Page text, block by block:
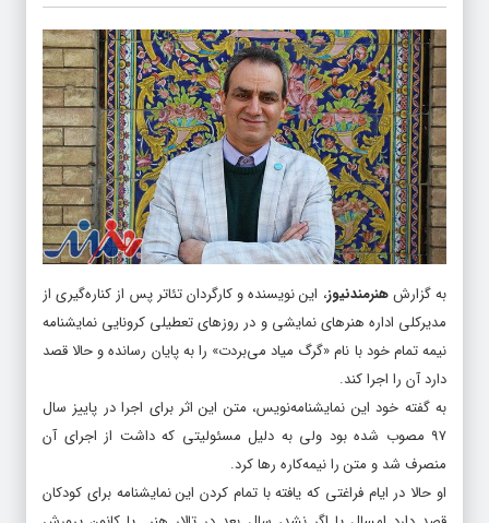
به گزارشهنرمندنیوز، این نویسنده و کارگردان تئاتر پس از کناره‌گیری از
مدیرکلی اداره هنرهای نمایشی و در روزهای تعطیلی کرونایی نمایشنامه
نیمه‌ تمام خود با نام «گرگ میاد می‌بردت» را به پایان رسانده و حالا قصد
دارد آن را اجرا کند.
به گفته خود این نمایشنامه‌نویس، متن این اثر برای اجرا در پاییز سال
۹۷ مصوب شده بود ولی به دلیل مسئولیتی که داشت از اجرای آن
منصرف شد و متن را نیمه‌کاره رها کرد.
او حالا در ایام فراغتی که یافته با تمام کردن این نمایشنامه برای کودکان